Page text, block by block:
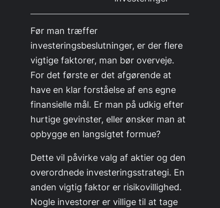
Før man træffer
investeringsbeslutninger, er der flere
vigtige faktorer, man bør overveje.
For det første er det afgørende at
have en klar forståelse af ens egne
finansielle mål. Er man på udkig efter
hurtige gevinster, eller ønsker man at
opbygge en langsigtet formue?
Dette vil påvirke valg af aktier og den
overordnede investeringsstrategi. En
anden vigtig faktor er risikovillighed.
Nogle investorer er villige til at tage